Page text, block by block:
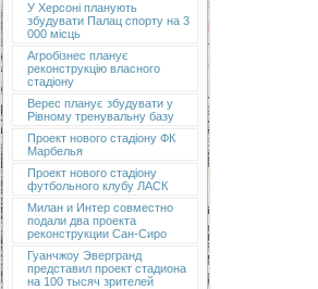
У Херсоні планують
збудувати Палац спорту на 3
000 місць
Агробізнес планує
реконструкцію власного
стадіону
Верес планує збудувати у
Рівному тренувальну базу
Проект нового стадіону ФК
Марбелья
Проект нового стадіону
футбольного клубу ЛАСК
Милан и Интер совместно
подали два проекта
реконструкции Сан-Сиро
Гуанчжоу Эвергранд
представил проект стадиона
на 100 тысяч зрителей